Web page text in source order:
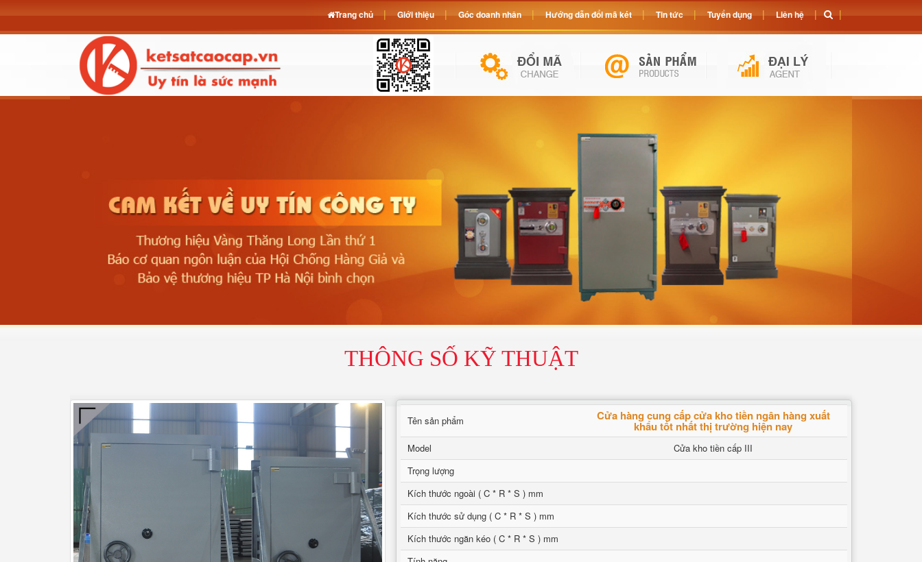
THÔNG SỐ KỸ THUẬT
Tên sản phẩm Cửa hàng cung cấp cửa kho tiền ngân hàng xuất
khẩu tốt nhất thị trường hiện nay
Model
Cửa kho tiền cấp III
Trọng lượng
Kích thước ngoài ( C * R * S ) mm
Kích thước sử dụng ( C * R * S ) mm
Kích thước ngăn kéo ( C * R * S ) mm
Trang chủ Giới thiệu Góc doanh nhân Hướng dẫn đổi mã két Tin tức Tuyển dụng Liên hệ